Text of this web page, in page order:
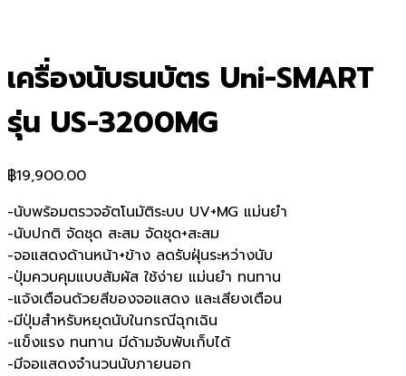
เครื่องนับธนบัตร Uni-SMART
รุ่น US-3200MG
฿19,900.00
-นับพร้อมตรวจอัตโนมัติระบบ UV+MG แม่นยำ
-นับปกติ จัดชุด สะสม จัดชุด+สะสม
-จอแสดงด้านหน้า+ข้าง ลดรับฝุ่นระหว่างนับ
-ปุ่มควบคุมแบบสัมผัส ใช้ง่าย แม่นยำ ทนทาน
-แจ้งเตือนด้วยสีของจอแสดง และเสียงเตือน
-มีปุ่มสำหรับหยุดนับในกรณีฉุกเฉิน
-แข็งแรง ทนทาน มีด้ามจับพับเก็บได้
-มีจอแสดงจำนวนนับภายนอก